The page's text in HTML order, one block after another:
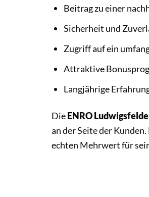
Beitrag zu einer
Sicherheit und
Zugriff auf ein
Attraktive
Langjährige
DieENRO
an der Seite der
echten Mehrwert für